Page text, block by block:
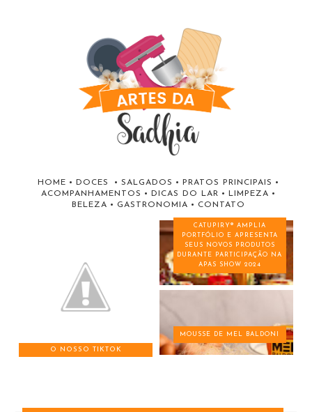
HOME • DOCES • SALGADOS • PRATOS PRINCIPAIS •
ACOMPANHAMENTOS • DICAS DO LAR • LIMPEZA •
BELEZA • GASTRONOMIA • CONTATO
O NOSSO TIKTOK
CATUPIRY® AMPLIA
PORTFÓLIO E APRESENTA
SEUS NOVOS PRODUTOS
DURANTE PARTICIPAÇÃO NA
APAS SHOW 2024
MOUSSE DE MEL BALDONI